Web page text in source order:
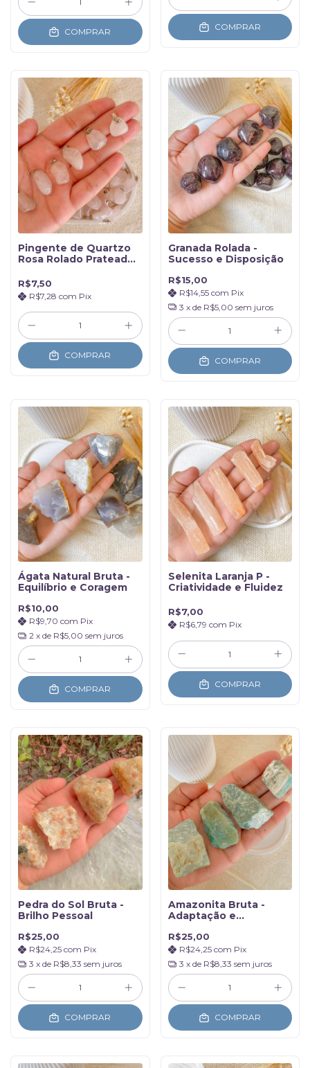
COMPRAR COMPRAR
Pingente de Quartzo
Rosa Rolado Prateado -
R$7,50
R$7,28 com Pix
COMPRAR
Granada Rolada -
Sucesso e Disposição
R$15,00
R$14,55 com Pix
3 x de R$5,00 sem juros
COMPRAR
Ágata Natural Bruta -
Equilíbrio e Coragem
R$10,00
R$9,70 com Pix
2 x de R$5,00 sem juros
COMPRAR
Selenita Laranja P -
Criatividade e Fluidez
R$7,00
R$6,79 com Pix
COMPRAR
Pedra do Sol Bruta -
Brilho Pessoal
R$25,00
R$24,25 com Pix
3 x de R$8,33 sem juros
COMPRAR
Amazonita Bruta -
Adaptação e
R$25,00
R$24,25 com Pix
3 x de R$8,33 sem juros
COMPRAR